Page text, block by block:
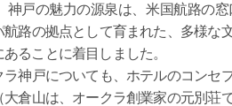
戸の魅力の源泉は、米国航路の
路の拠点として育まれた、多様な
ることに着目しました。
神戸についても、ホテルのコンセ
倉山は、オークラ創業家の元別荘